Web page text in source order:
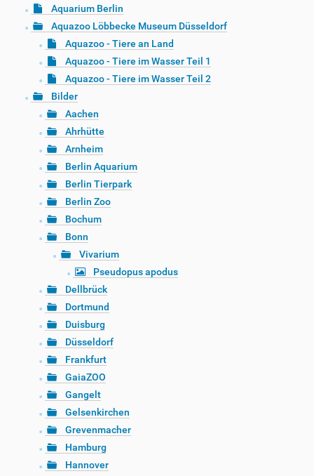
Aquarium Berlin
Aquazoo Löbbecke Museum Düsseldorf
Aquazoo - Tiere an Land
Aquazoo - Tiere im Wasser Teil 1
Aquazoo - Tiere im Wasser Teil 2
Bilder
Aachen
Ahrhütte
Arnheim
Berlin Aquarium
Berlin Tierpark
Berlin Zoo
Bochum
Bonn
Vivarium
Pseudopus apodus
Dellbrück
Dortmund
Duisburg
Düsseldorf
Frankfurt
GaiaZOO
Gangelt
Gelsenkirchen
Grevenmacher
Hamburg
Hannover